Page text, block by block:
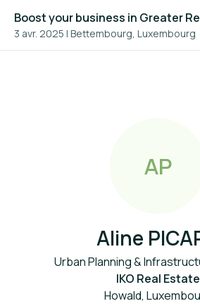
3 avr. 2025 | Bettembourg, Luxembourg
AP
Aline
Urban Planning &
IKO Real Estate
Howald,